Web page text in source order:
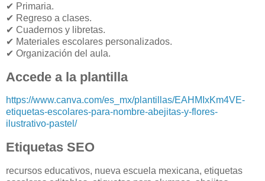
✔ Primaria.
✔ Regreso a clases.
✔ Cuadernos y libretas.
✔ Materiales escolares personalizados.
✔ Organización del aula.
Accede a la plantilla
https://www.canva.com/es_mx/plantillas/EAHMIxKm4VE-
etiquetas-escolares-para-nombre-abejitas-y-flores-
ilustrativo-pastel/
Etiquetas SEO
recursos educativos, nueva escuela mexicana, etiquetas